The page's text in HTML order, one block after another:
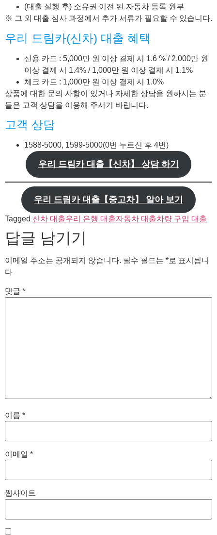
(대출 실행 후) 소유권 이전 된 자동차 등록 원부
※ 그 외 대출 심사 과정에서 추가 서류가 필요할 수 있습니다.
우리 드림카(신차) 대출 혜택
신용 카드 : 5,000만 원 이상 결제 시 1.6 % / 2,000만 원
이상 결제 시 1.4% / 1,000만 원 이상 결제 시 1.1%
체크 카드 : 1,000만 원 이상 결제 시 1.0%
상품에 대한 문의 사항이 있거나 자세한 상담을 원하시는 분
들은 고객 상담을 이용해 주시기 바랍니다.
고객 상담
1588-5000, 1599-5000(0번 누르신 후 4번)
우리 드림카 대출【신차】 상담 하기
우리 드림카 대출【중고차】 알아 보기
Tagged 신차 대출우리 은행 대출자동차 대출차량 구입 대출
답글 남기기
이메일 주소는 공개되지 않습니다. 필수 필드는 *로 표시됩니
다
댓글 *
이름 *
이메일 *
웹사이트